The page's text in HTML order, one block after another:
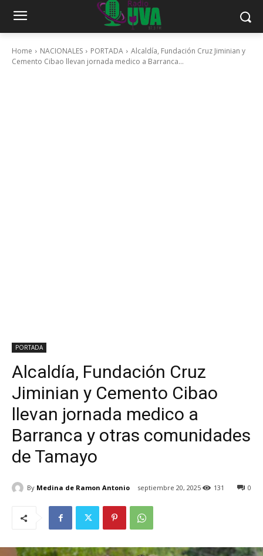
Home NACIONALES PORTADA
Alcaldía, Fundación Cruz Jiminian y
Cemento Cibao llevan jornada medico a Barranca...
PORTADA
Alcaldía, Fundación Cruz
Jiminian y Cemento Cibao
llevan jornada medico a
Barranca y otras comunidades
de Tamayo
By Medina de Ramon Antonio septiembre 20, 2025 0
131